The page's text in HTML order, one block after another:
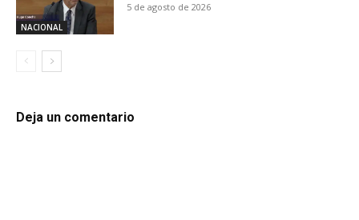
NACIONAL
5 de agosto de 2026
Deja un comentario